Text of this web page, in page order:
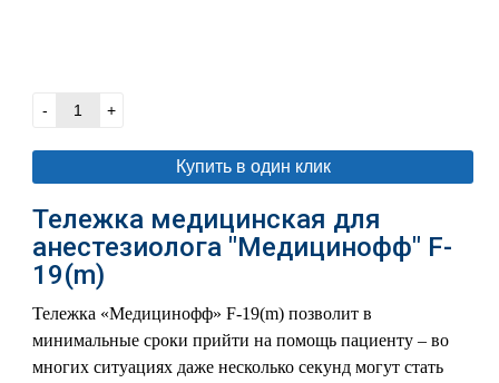
- +
Купить в один клик
Тележка медицинская для
анестезиолога "Медицинофф" F-
19(m)
Тележка «Медицинофф» F-19(m) позволит в
минимальные сроки прийти на помощь пациенту – во
многих ситуациях даже несколько секунд могут стать